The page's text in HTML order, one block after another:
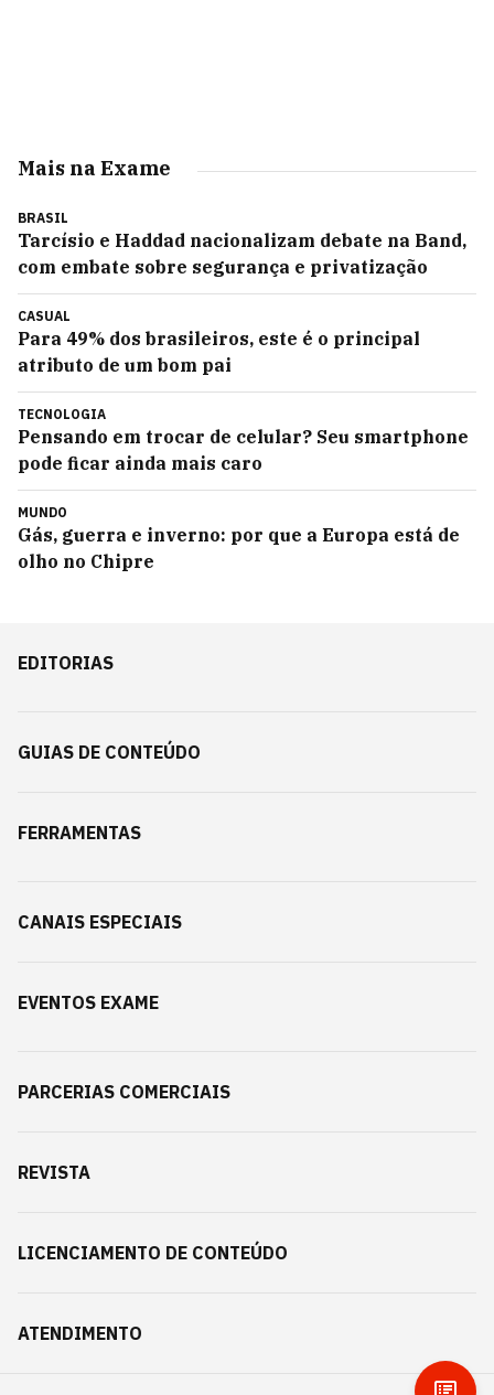
Mais na Exame
BRASIL
Tarcísio e Haddad nacionalizam debate na Band,
com embate sobre segurança e privatização
CASUAL
Para 49% dos brasileiros, este é o principal
atributo de um bom pai
TECNOLOGIA
Pensando em trocar de celular? Seu smartphone
pode ficar ainda mais caro
MUNDO
Gás, guerra e inverno: por que a Europa está de
olho no Chipre
EDITORIAS
GUIAS DE CONTEÚDO
FERRAMENTAS
CANAIS ESPECIAIS
EVENTOS EXAME
PARCERIAS COMERCIAIS
REVISTA
LICENCIAMENTO DE CONTEÚDO
ATENDIMENTO